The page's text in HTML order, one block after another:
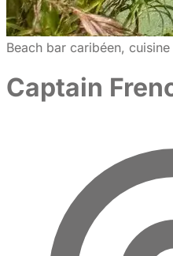
Beach bar caribéen,
Captain